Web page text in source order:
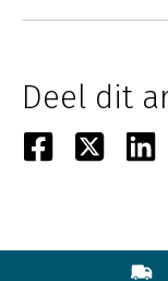
Deel dit